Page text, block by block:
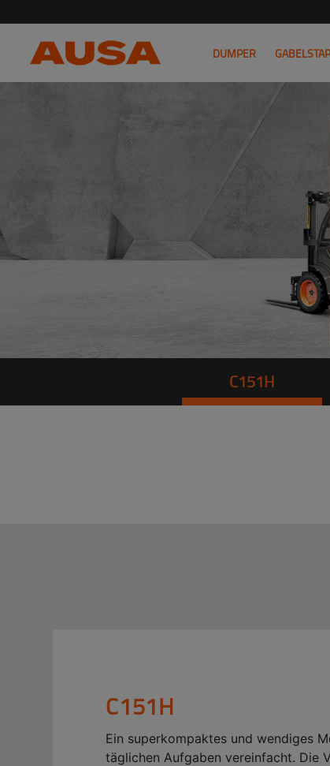
DUMPER
C151H
C151H
Ein superkompaktes und wendiges
täglichen Aufgaben vereinfacht. Die